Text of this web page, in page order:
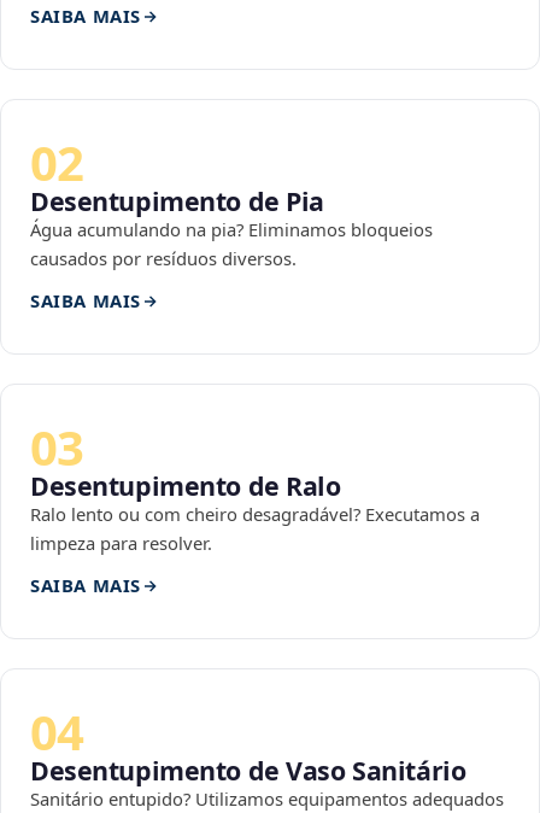
SAIBA MAIS
02
Desentupimento de Pia
Água acumulando na pia? Eliminamos bloqueios
causados por resíduos diversos.
SAIBA MAIS
03
Desentupimento de Ralo
Ralo lento ou com cheiro desagradável? Executamos a
limpeza para resolver.
SAIBA MAIS
04
Desentupimento de Vaso Sanitário
Sanitário entupido? Utilizamos equipamentos adequados